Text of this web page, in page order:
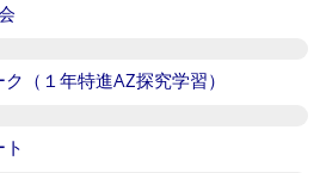
（１年特進AZ探究学習）